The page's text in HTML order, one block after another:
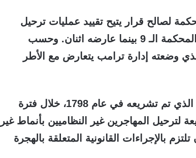
لصالح قرار يتيح تقييد عمليات ترحيل
المهاجرين، حيث أيد القرار 7 من أعضاء المحكمة الـ 9 بينما عارضه اثنان. وحسب
وضعته إدارة ترامب يتعارض مع الأطر
يوضح الحكم أن “قانون الأعداء الأجانب” الذي تم تشريعه في عام 1798، خلال فترة
لترحيل المهاجرين غير النظاميين بأنماط غير
بالإجراءات القانونية المتعلقة بالهجرة